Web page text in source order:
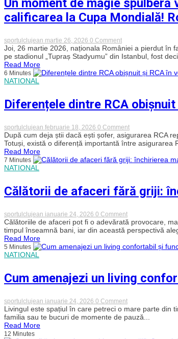
Un moment de magie
calificarea la Cupa Mondială!
sportulclujean martie 26, 2026 0 Commenton
Un
moment
de
spulberă
Naționala
României
calificarea
la
Cupa
Mondială!
–
Joi, 26 martie 2026, naționala României a pierdut în
pe stadionul „Tupraș Stadyumu” din Istanbul, fost
Read More
6 Minutes
NATIONAL
Diferențele dintre RCA
sportulclujean februarie 18, 2026 0 Commenton
Diferențele
dintre
RCA
și
înmatriculării:
ce
știi?
După cum deja știi dacă ești șofer, asigurarea RCA
Totuși, există o diferență importantă între asigurarea
Read More
7 Minutes
NATIONAL
Călătorii de afaceri fără griji:
sportulclujean ianuarie 24, 2026 0 Commenton
Călătorii
de
afaceri
griji:
business
trips
București
Călătoriile de afaceri pot fi o adevărată provocare,
timpul înseamnă bani, iar din această perspectivă
Read More
5 Minutes
NATIONAL
Cum amenajezi un living
sportulclujean ianuarie 24, 2026 0 Commenton
Cum
amenajezi
un
Livingul este spațiul în care petreci o mare parte din
familia sau te bucuri de momente de pauză...
Read More
12 Minutes